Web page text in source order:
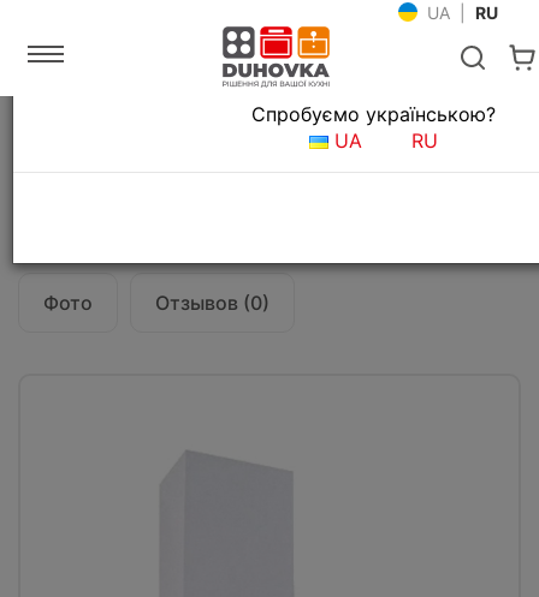
UA RU
Кухонные вытяжки
Вытяжка кухонная Fabiano Base 60 White
Фото Отзывов (0)
Язык магазина
Спробуємо українською?
UA
RU